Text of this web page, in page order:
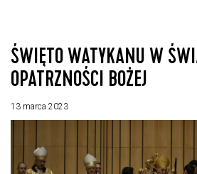
ŚWIĘTO WATYKANU W
OPATRZNOŚCI BOŻEJ
13 marca 2023